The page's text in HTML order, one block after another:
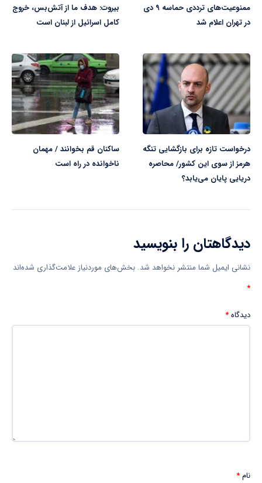
ممنوعیت‌های ترددی حماسه ۹ دی
در تهران اعلام شد
بیروت: هدف ما از آتش‌بس، خروج
کامل اسرائیل از لبنان است
درخواست تازه برای بازگشایی تنگه
هرمز از سوی این کشور/ محاصره
دریایی پایان می‌یابد؟
ساکنان قم بخوانند / مهمان
ناخوانده در راه است
دیدگاهتان را بنویسید
نشانی ایمیل شما منتشر نخواهد شد. بخش‌های موردنیاز علامت‌گذاری شده‌اند
*
دیدگاه*
نام*